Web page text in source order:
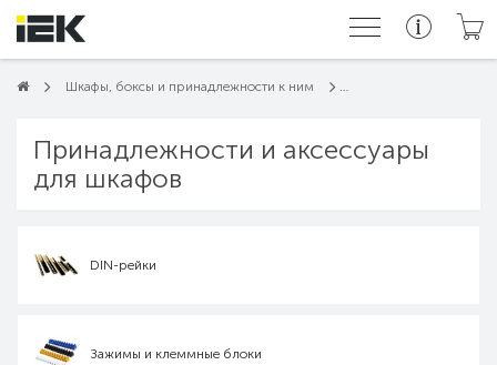
Шкафы, боксы и принадлежности к ним
Принадлежности и аксессуары
для шкафов
DIN-рейки
Зажимы и клеммные блоки